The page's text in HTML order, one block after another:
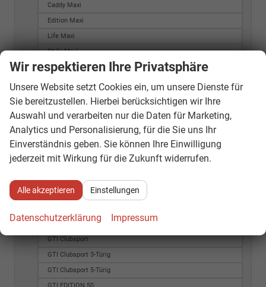
Caddy Maxi
Edition Maxi
Life Maxi
Style Maxi
Trend Maxi
Crafter
Golf
Allstar
Basis
BlueMotion
Comfortline
GTD 5-Türig
GTI Clubsport
GTI Clubsport 3-Türig
GTI Clubsport 5-Türig
Wir respektieren Ihre Privatsphäre
Unsere Website setzt Cookies ein, um unsere Dienste für
Sie bereitzustellen. Hierbei berücksichtigen wir Ihre
Auswahl und verarbeiten nur die Daten für Marketing,
Analytics und Personalisierung, für die Sie uns Ihr
Einverständnis geben. Sie können Ihre Einwilligung
jederzeit mit Wirkung für die Zukunft widerrufen.
Alle akzeptieren Einstellungen
Datenschutzerklärung Impressum